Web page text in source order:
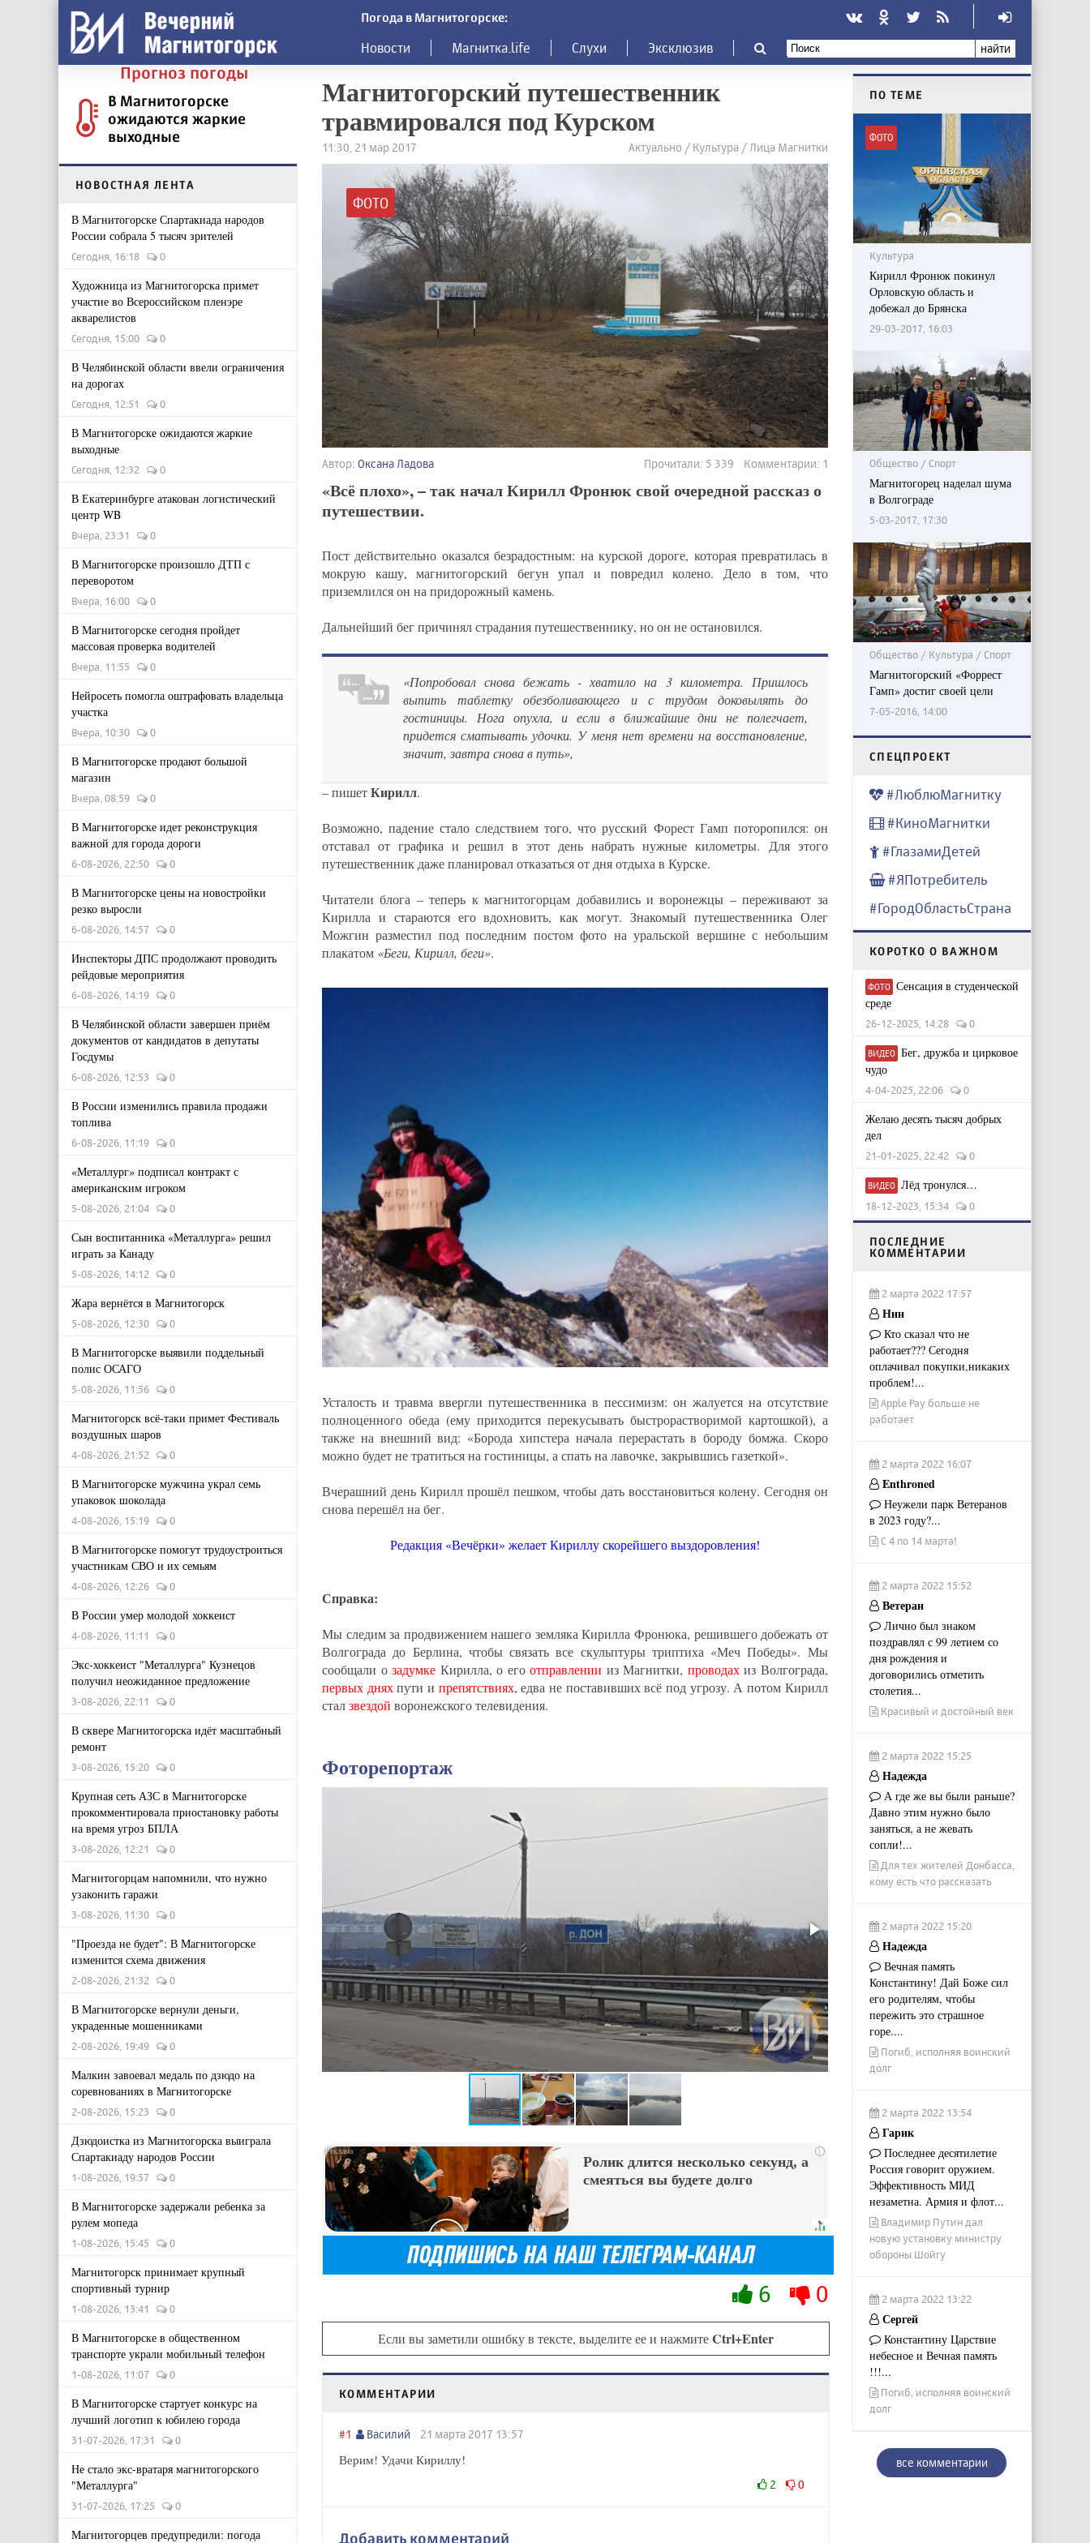
Погода в Магнитогорске:
Новости Магнитка.life Слухи Эксклюзив найти
Прогноз погоды
В Магнитогорске
ожидаются жаркие
выходные
НОВОСТНАЯ ЛЕНТА
В Магнитогорске Спартакиада народов
России собрала 5 тысяч зрителей
Сегодня, 16:18 0
Художница из Магнитогорска примет
участие во Всероссийском пленэре
акварелистов
Сегодня, 15:00 0
В Челябинской области ввели ограничения
на дорогах
Сегодня, 12:51 0
В Магнитогорске ожидаются жаркие
выходные
Сегодня, 12:32 0
В Екатеринбурге атакован логистический
центр WB
Вчера, 23:31 0
В Магнитогорске произошло ДТП с
переворотом
Вчера, 16:00 0
В Магнитогорске сегодня пройдет
массовая проверка водителей
Вчера, 11:55 0
Нейросеть помогла оштрафовать владельца
участка
Вчера, 10:30 0
В Магнитогорске продают большой
магазин
Вчера, 08:59 0
В Магнитогорске идет реконструкция
важной для города дороги
6-08-2026, 22:50 0
В Магнитогорске цены на новостройки
резко выросли
6-08-2026, 14:57 0
Инспекторы ДПС продолжают проводить
рейдовые мероприятия
6-08-2026, 14:19 0
В Челябинской области завершен приём
документов от кандидатов в депутаты
Госдумы
6-08-2026, 12:53 0
В России изменились правила продажи
топлива
6-08-2026, 11:19 0
«Металлург» подписал контракт с
американским игроком
5-08-2026, 21:04 0
Сын воспитанника «Металлурга» решил
играть за Канаду
5-08-2026, 14:12 0
Жара вернётся в Магнитогорск
5-08-2026, 12:30 0
В Магнитогорске выявили поддельный
полис ОСАГО
5-08-2026, 11:56 0
Магнитогорск всё-таки примет Фестиваль
воздушных шаров
4-08-2026, 21:52 0
В Магнитогорске мужчина украл семь
упаковок шоколада
4-08-2026, 15:19 0
В Магнитогорске помогут трудоустроиться
участникам СВО и их семьям
4-08-2026, 12:26 0
В России умер молодой хоккеист
4-08-2026, 11:11 0
Экс-хоккеист "Металлурга" Кузнецов
получил неожиданное предложение
3-08-2026, 22:11 0
В сквере Магнитогорска идёт масштабный
ремонт
3-08-2026, 15:20 0
Крупная сеть АЗС в Магнитогорске
прокомментировала приостановку работы
на время угроз БПЛА
3-08-2026, 12:21 0
Магнитогорцам напомнили, что нужно
узаконить гаражи
3-08-2026, 11:30 0
"Проезда не будет": В Магнитогорске
изменится схема движения
2-08-2026, 21:32 0
В Магнитогорске вернули деньги,
украденные мошенниками
2-08-2026, 19:49 0
Малкин завоевал медаль по дзюдо на
соревнованиях в Магнитогорске
2-08-2026, 15:23 0
Дзюдоистка из Магнитогорска выиграла
Спартакиаду народов России
1-08-2026, 19:57 0
В Магнитогорске задержали ребенка за
рулем мопеда
1-08-2026, 15:45 0
Магнитогорск принимает крупный
спортивный турнир
1-08-2026, 13:41 0
В Магнитогорске в общественном
транспорте украли мобильный телефон
1-08-2026, 11:07 0
В Магнитогорске стартует конкурс на
лучший логотип к юбилею города
31-07-2026, 17:31 0
Не стало экс-вратаря магнитогорского
"Металлурга"
31-07-2026, 17:25 0
Магнитогорцев предупредили: погода
Магнитогорский путешественник
травмировался под Курском
11:30, 21 мар 2017 Актуально / Культура / Лица Магнитки
ФОТО
Автор: Оксана Ладова Прочитали: 5 339 Комментарии: 1
«Всё плохо», – так начал Кирилл Фронюк свой очередной рассказ о
путешествии.
Пост действительно оказался безрадостным: на курской дороге, которая превратилась в
мокрую кашу, магнитогорский бегун упал и повредил колено. Дело в том, что
приземлился он на придорожный камень.
Дальнейший бег причинял страдания путешественнику, но он не остановился.
«Попробовал снова бежать - хватило на 3 километра. Пришлось
выпить таблетку обезболивающего и с трудом доковылять до
гостиницы. Нога опухла, и если в ближайшие дни не полегчает,
придется сматывать удочки. У меня нет времени на восстановление,
значит, завтра снова в путь»,
– пишетКирилл.
Возможно, падение стало следствием того, что русский Форест Гамп поторопился: он
отставал от графика и решил в этот день набрать нужные километры. Для этого
путешественник даже планировал отказаться от дня отдыха в Курске.
Читатели блога – теперь к магнитогорцам добавились и воронежцы – переживают за
Кирилла и стараются его вдохновить, как могут. Знакомый путешественника Олег
Можгин разместил под последним постом фото на уральской вершине с небольшим
плакатом «Беги, Кирилл, беги».
Усталость и травма ввергли путешественника в пессимизм: он жалуется на отсутствие
полноценного обеда (ему приходится перекусывать быстрорастворимой картошкой), а
также на внешний вид: «Борода хипстера начала перерастать в бороду бомжа. Скоро
можно будет не тратиться на гостиницы, а спать на лавочке, закрывшись газеткой».
Вчерашний день Кирилл прошёл пешком, чтобы дать восстановиться колену. Сегодня он
снова перешёл на бег.
Редакция «Вечёрки» желает Кириллу скорейшего выздоровления!
Справка:
Мы следим за продвижением нашего земляка Кирилла Фронюка, решившего добежать от
Волгограда до Берлина, чтобы связать все скульптуры триптиха «Меч Победы». Мы
сообщали озадумке Кирилла, о егоотправлении из Магнитки, проводахиз Волгограда,
первых дняхпути и препятствиях, едва не поставивших всё под угрозу. А потом Кирилл
сталзвездой воронежского телевидения.
Фоторепортаж
i
Ролик длится несколько секунд, а
смеяться вы будете долго
6 0
Если вы заметили ошибку в тексте, выделите ее и нажмитеCtrl+Enter
КОММЕНТАРИИ
#1 Василий 21 марта 2017 13:57
Верим! Удачи Кириллу!
2 0
Добавить комментарий
ПО ТЕМЕ
ФОТО
Культура
Кирилл Фронюк покинул
Орловскую область и
добежал до Брянска
29-03-2017, 16:03
Общество / Спорт
Магнитогорец наделал шума
в Волгограде
5-03-2017, 17:30
Общество / Культура / Спорт
Магнитогорский «Форрест
Гамп» достиг своей цели
7-05-2016, 14:00
CПЕЦПРОЕКТ
#ЛюблюМагнитку
#КиноМагнитки
#ГлазамиДетей
#ЯПотребитель
#ГородОбластьСтрана
КОРОТКО О ВАЖНОМ
ФОТО Сенсация в студенческой
среде
26-12-2025, 14:28 0
ВИДЕО Бег, дружба и цирковое
чудо
4-04-2025, 22:06 0
Желаю десять тысяч добрых
дел
21-01-2025, 22:42 0
ВИДЕО Лёд тронулся…
18-12-2023, 15:34 0
ПОСЛЕДНИЕ
КОММЕНТАРИИ
2 марта 2022 17:57
Ннн
Кто сказал что не
работает??? Сегодня
оплачивал покупки,никаких
проблем!...
Apple Pay больше не
работает
2 марта 2022 16:07
Enthroned
Неужели парк Ветеранов
в 2023 году?...
С 4 по 14 марта!
2 марта 2022 15:52
Ветеран
Лично был знаком
поздравлял с 99 летием со
дня рождения и
договорились отметить
столетия...
Красивый и достойный век
2 марта 2022 15:25
Надежда
А где же вы были раньше?
Давно этим нужно было
заняться, а не жевать
сопли!...
Для тех жителей Донбасса,
кому есть что рассказать
2 марта 2022 15:20
Надежда
Вечная память
Константину! Дай Боже сил
его родителям, чтобы
пережить это страшное
горе....
Погиб, исполняя воинский
долг
2 марта 2022 13:54
Гарик
Последнее десятилетие
Россия говорит оружием.
Эффективность МИД
незаметна. Армия и флот...
Владимир Путин дал
новую установку министру
обороны Шойгу
2 марта 2022 13:22
Сергей
Константину Царствие
небесное и Вечная память
!!!...
Погиб, исполняя воинский
долг
все комментарии